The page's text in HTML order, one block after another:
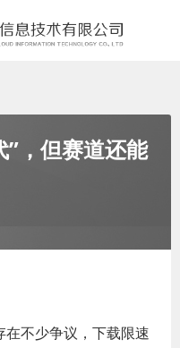
”，但赛道还能
不少争议，下载限速